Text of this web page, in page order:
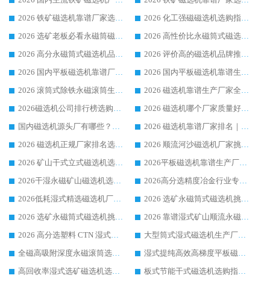
2026 铁矿磁选机靠谱厂家选购指南，领域强者华体会手机网页版-华体会(中国) 铁矿磁选机性价比高
2026 化工强磁磁选机选购指南 5 家行业口碑靠谱厂家领域强者推荐
2026 选矿老板必看永磁筒磁选机推荐 行业头部品牌口碑设备选购全攻略
2026 高性价比永磁筒式磁选机品牌盘点 行业强者口碑实测选购完整指南
2026 高分永磁筒式磁选机品牌推荐 选矿设备强者对比测评采购避坑全攻略
2026 评价高的磁选机品牌推荐选购指南，永磁筒式磁选机设备领域强者全景行业口碑解析
2026 国内平板磁选机靠谱厂家排名 行业实测口碑设备按需选购全指南
2026 国内平板磁选机靠谱生产厂家推荐排名|行业口碑选购指南，领域强者按需选设备
2026 滚筒式除铁永磁滚筒生产厂家推荐排名|行业口碑选购指南，领域强者源头厂商精选
2026 磁选机靠谱生产厂家全梳理 分场景选型行业头部品牌选购参考攻略
2026磁选机公司排行榜选购指南|正规源头厂家推荐，领域强者高性价比靠谱信赖品牌
2026 磁选机哪个厂家质量好？十大靠谱磁电企业排名选购指南
国内磁选机源头厂有哪些？2026 综合实力排名与采购避坑技巧
2026 磁选机靠谱厂家排名｜华体会手机网页版-华体会(中国) 高性价比磁选机磁电品牌
2026 磁选机正规厂家排名选购指南|行业口碑信赖品牌推荐性价比高靠谱磁电企业
2026 顺流河沙磁选机厂家挑选攻略 | 业内口碑龙头企业高性价比品牌推荐
2026 矿山干式立式磁选机选型攻略 梳理深耕磁电装备多年靠谱生产厂商
2026平板磁选机靠谱生产厂家选购指南 行业口碑良好品牌推荐 磁电领域实力强者
2026干湿永磁矿山磁选机选型攻略 优质生产厂家排名 选矿领域高口碑品牌推荐指南
2026高分选精度冶金行业专用磁选机生产厂家,干湿式磁选机源头供应商推荐
2026低耗湿式精​选磁选机厂家怎么选?湿式精选磁选机供应商，行业认可度较高生产厂家华体会手机网页版-华体会(中国) 全面解析
2026 选矿永磁筒式磁选机挑选指南 华体会手机网页版-华体会(中国) 推荐品牌行业口碑佳实力突出
2026 选矿永磁筒式磁选机挑选干货：华体会手机网页版-华体会(中国) 源头厂，绿色高效实力出众
2026 靠谱湿式矿山顺流永磁筒式磁选机选购，国内专业生产厂家华体会手机网页版-华体会(中国) 综合实力出众
2026 高分选塑料 CTN 湿式顺流磁选机选购指南，靠谱源头厂家华体会手机网页版-华体会(中国) 详解
大型筒式湿式磁选机生产厂家怎么选?华体会手机网页版-华体会(中国) 设备口碑广受行业认可
全磁高吸附深度永磁滚筒选购指南 业内口碑稳定磁电设备生产厂家详细推荐
湿式提纯高效高梯度平板磁选机靠谱设备源头厂商华体会手机网页版-华体会(中国) 综合测评
高回收率湿式选矿磁选机选购指南 业内口碑磁电设备生产厂家实力解析
板式节能干式磁选机选购指南，源头生产厂家华体会手机网页版-华体会(中国) 综合实力可观